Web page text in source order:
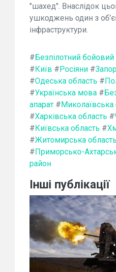
"шахед". Внаслідок
ушкоджень один з
інфраструктури.
#Безпілотний бойовий
#Київ #Росіяни #
#Одеська область #
#Українська мова #
апарат #Миколаївська
#Харківська область #
#Київська область #
#Житомирська область
#Приморсько-
район
Інші публікації